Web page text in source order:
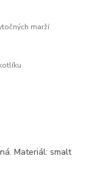
marží
Materiál: smalt